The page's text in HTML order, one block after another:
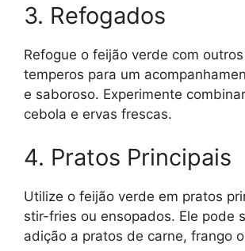
3. Refogados
Refogue o feijão verde com
temperos para um
e saboroso. Experimente
cebola e ervas frescas.
4. Pratos Principais
Utilize o feijão verde em pratos
stir-fries ou ensopados. Ele pode
adição a pratos de carne, frango